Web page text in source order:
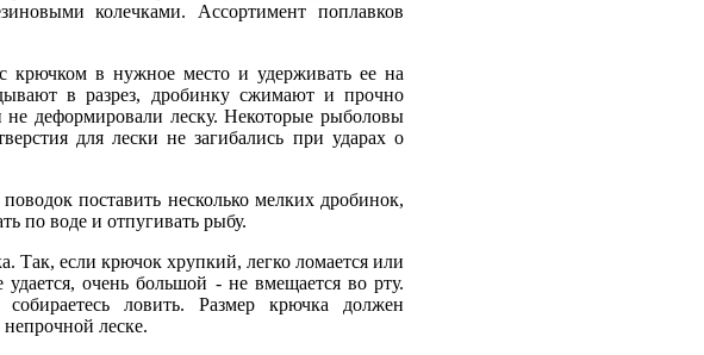
колечками. Ассортимент поплавков
крючком в нужное место и удерживать ее на
в разрез, дробинку сжимают и прочно
деформировали леску. Некоторые рыболовы
для лески не загибались при ударах о
поставить несколько мелких дробинок,
по воде и отпугивать рыбу.
Так, если крючок хрупкий, легко ломается или
очень большой - не вмещается во рту.
ловить. Размер крючка должен
леске.